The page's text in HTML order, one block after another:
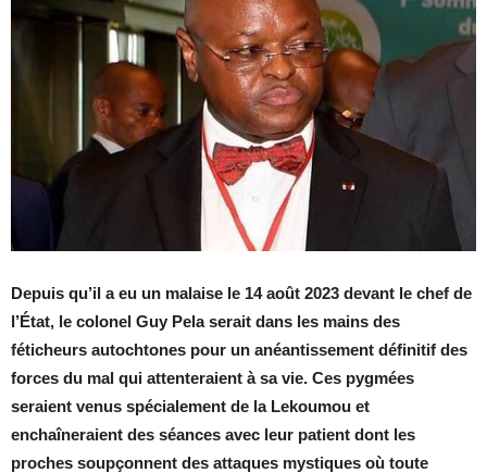
Depuis qu’il a eu un malaise le 14 août 2023 devant le chef de
l’État, le colonel Guy Pela serait dans les mains des
féticheurs autochtones pour un anéantissement définitif des
forces du mal qui attenteraient à sa vie. Ces pygmées
seraient venus spécialement de la Lekoumou et
enchaîneraient des séances avec leur patient dont les
proches soupçonnent des attaques mystiques où toute